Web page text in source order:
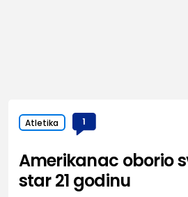
Atletika 1
Amerikanac oborio
star 21 godinu